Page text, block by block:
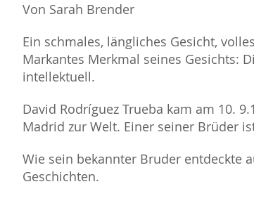
Von Sarah Brender
Ein schmales, längliches Gesicht,
Markantes Merkmal seines Gesichts:
intellektuell.
David Rodríguez Trueba kam am 10.
Madrid zur Welt. Einer seiner Brüder
Wie sein bekannter Bruder entdeckte
Geschichten.